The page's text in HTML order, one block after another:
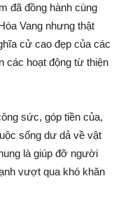
đã đồng hành cùng
Vang nhưng thật
cử cao đẹp của các
các hoạt động từ thiện
sức, góp tiền của,
sống dư dả về vật
là giúp đỡ người
vượt qua khó khăn